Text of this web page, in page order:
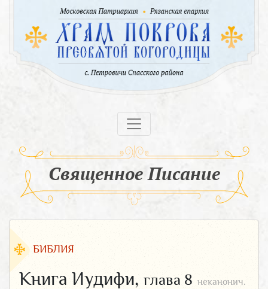
Священное Писание
БИБЛИЯ
Книга Иудифи, глава 8 неканонич.